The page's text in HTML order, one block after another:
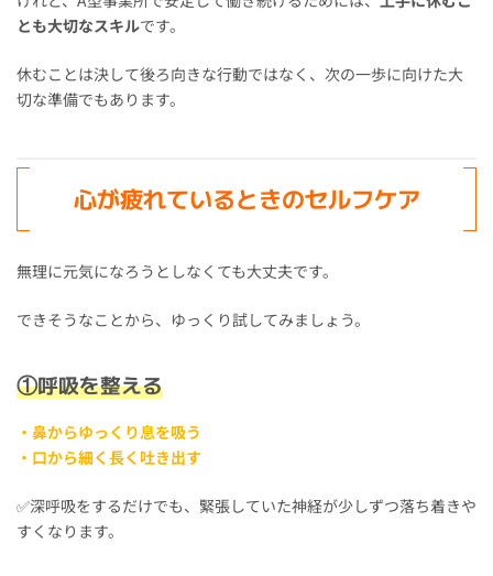
とも大切なスキルです。
休むことは決して後ろ向きな行動ではなく、次の一歩に向けた大
切な準備でもあります。
心が疲れているときのセルフケア
無理に元気になろうとしなくても大丈夫です。
できそうなことから、ゆっくり試してみましょう。
①呼吸を整える
・鼻からゆっくり息を吸う
・口から細く長く吐き出す
✅深呼吸をするだけでも、緊張していた神経が少しずつ落ち着きや
すくなります。